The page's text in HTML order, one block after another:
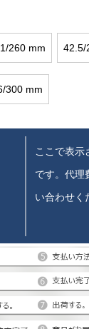
260 mm 42.5/
300 mm
ここで表示
です。代理
い合わせく